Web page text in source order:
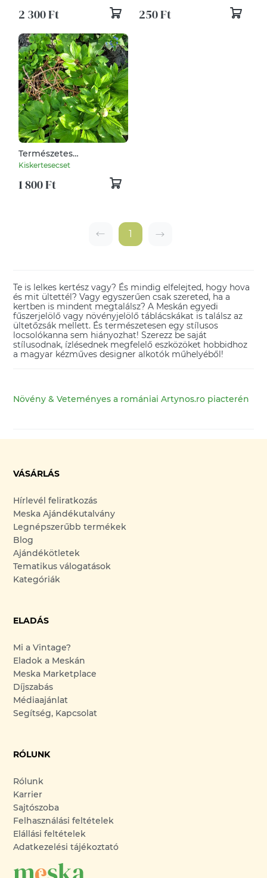
2 300 Ft
Egyedi kerti jelölő -
kültéri ASA - 10 db
250 Ft
Természetes
növénytámasz vadszőlő
forma, komposztálható
Kiskertesecset
1 800 Ft
1
Te is lelkes kertész vagy? És mindig elfelejted, hogy hova
és mit ültettél? Vagy egyszerűen csak szereted, ha a
kertben is mindent megtalálsz? A Meskán egyedi
fűszerjelölő vagy növényjelölő táblácskákat is találsz az
ültetőzsák mellett. És természetesen egy stílusos
locsolókanna sem hiányozhat! Szerezz be saját
stílusodnak, ízlésednek megfelelő eszközöket hobbidhoz
a magyar kézműves designer alkotók műhelyéből!
Növény & Veteményes a romániai Artynos.ro piacterén
VÁSÁRLÁS
Hírlevél feliratkozás
Meska Ajándékutalvány
Legnépszerűbb termékek
Blog
Ajándékötletek
Tematikus válogatások
Kategóriák
ELADÁS
Mi a Vintage?
Eladok a Meskán
Meska Marketplace
Díjszabás
Médiaajánlat
Segítség, Kapcsolat
RÓLUNK
Rólunk
Karrier
Sajtószoba
Felhasználási feltételek
Elállási feltételek
Adatkezelési tájékoztató